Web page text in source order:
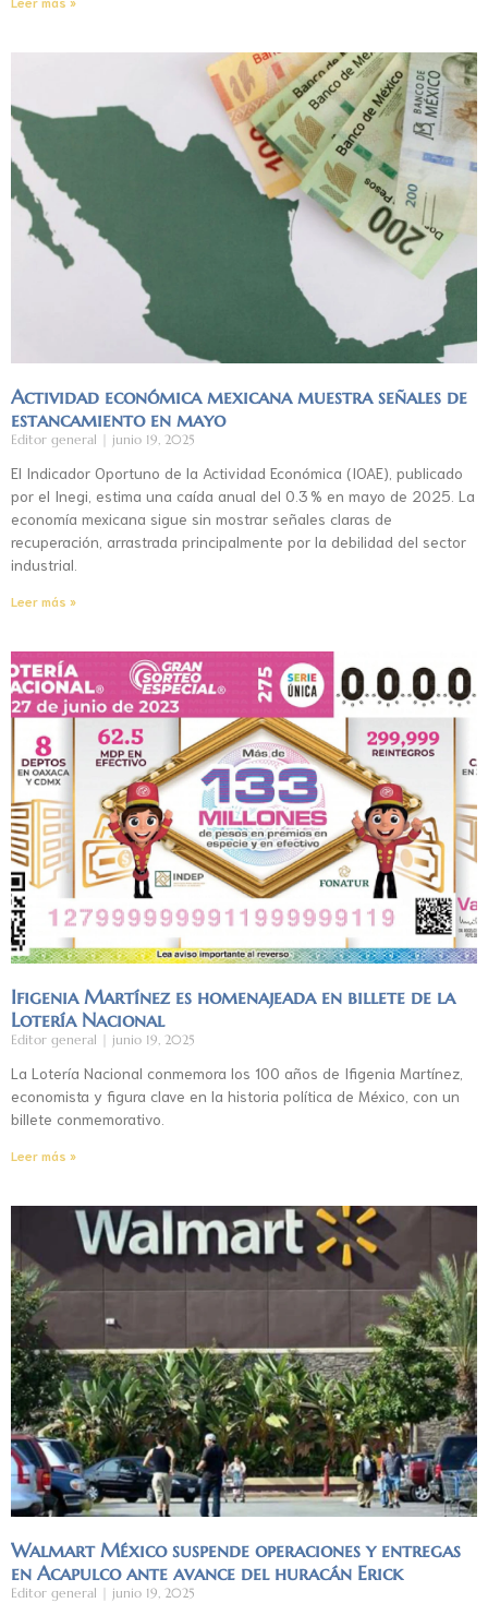
Actividad económica mexicana muestra señales de
estancamiento en mayo
Editor general junio 19, 2025
El Indicador Oportuno de la Actividad Económica (IOAE), publicado
por el Inegi, estima una caída anual del 0.3 % en mayo de 2025. La
economía mexicana sigue sin mostrar señales claras de
recuperación, arrastrada principalmente por la debilidad del sector
industrial.
Leer más »
Ifigenia Martínez es homenajeada en billete de la
Lotería Nacional
Editor general junio 19, 2025
La Lotería Nacional conmemora los 100 años de Ifigenia Martínez,
economista y figura clave en la historia política de México, con un
billete conmemorativo.
Leer más »
Walmart México suspende operaciones y entregas
en Acapulco ante avance del huracán Erick
Editor general junio 19, 2025